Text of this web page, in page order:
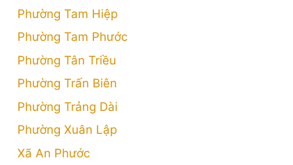
Phường Tam Hiệp
Phường Tam Phước
Phường Tân Triều
Phường Trấn Biên
Phường Trảng Dài
Phường Xuân Lập
Xã An Phước